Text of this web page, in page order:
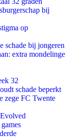
bij
op
schade bij jongeren
extra mondelinge
32
schade beperkt
zege FC Twente